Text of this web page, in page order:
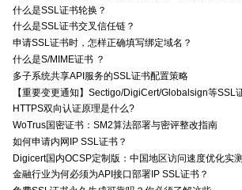
什么是SSL证书轮换？
什么是SSL证书交叉信任链？
申请SSL证书时，怎样正确填写绑定域名？
什么是S/MIME证书 ？
多子系统共享API服务的SSL证书配置策略
【重要变更通知】Sectigo/DigiCert/Globalsign等SSL
HTTPS双向认证原理是什么?
WoTrus国密证书：SM2算法部署与密评整改指南
如何申请内网IP SSL证书？
Digicert国内OCSP定制版：中国地区访问速度优化实测
金融行业为何必须为API接口部署IP SSL证书？